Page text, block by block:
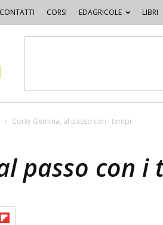
CONTATTI CORSI EDAGRICOLE LIBRI
Corte Gemma, al passo con i tempi
passo con i